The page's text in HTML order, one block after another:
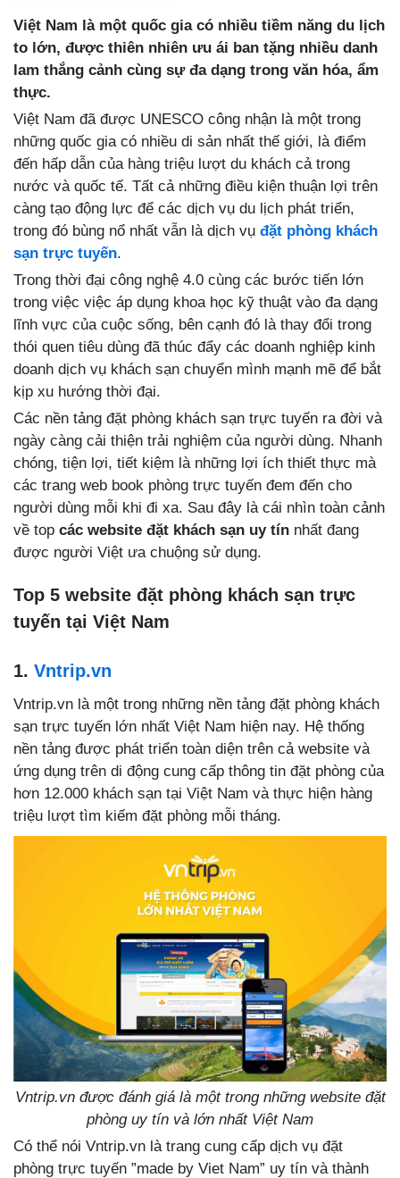
Việt Nam là một quốc gia có nhiều tiềm năng du lịch
to lớn, được thiên nhiên ưu ái ban tặng nhiều danh
lam thắng cảnh cùng sự đa dạng trong văn hóa, ẩm
thực.
Việt Nam đã được UNESCO công nhận là một trong
những quốc gia có nhiều di sản nhất thế giới, là điểm
đến hấp dẫn của hàng triệu lượt du khách cả trong
nước và quốc tế. Tất cả những điều kiện thuận lợi trên
càng tạo động lực để các dịch vụ du lịch phát triển,
trong đó bùng nổ nhất vẫn là dịch vụ đặt phòng khách
sạn trực tuyến.
Trong thời đại công nghệ 4.0 cùng các bước tiến lớn
trong việc việc áp dụng khoa học kỹ thuật vào đa dạng
lĩnh vực của cuộc sống, bên cạnh đó là thay đổi trong
thói quen tiêu dùng đã thúc đẩy các doanh nghiệp kinh
doanh dịch vụ khách sạn chuyển mình mạnh mẽ để bắt
kịp xu hướng thời đại.
Các nền tảng đặt phòng khách sạn trực tuyến ra đời và
ngày càng cải thiện trải nghiệm của người dùng. Nhanh
chóng, tiện lợi, tiết kiệm là những lợi ích thiết thực mà
các trang web book phòng trực tuyến đem đến cho
người dùng mỗi khi đi xa. Sau đây là cái nhìn toàn cảnh
về top các website đặt khách sạn uy tín nhất đang
được người Việt ưa chuộng sử dụng.
Top 5 website đặt phòng khách sạn trực
tuyến tại Việt Nam
1. Vntrip.vn
Vntrip.vn là một trong những nền tảng đặt phòng khách
sạn trực tuyến lớn nhất Việt Nam hiện nay. Hệ thống
nền tảng được phát triển toàn diện trên cả website và
ứng dụng trên di động cung cấp thông tin đặt phòng của
hơn 12.000 khách sạn tại Việt Nam và thực hiện hàng
triệu lượt tìm kiếm đặt phòng mỗi tháng.
Vntrip.vn được đánh giá là một trong những website đặt
phòng uy tín và lớn nhất Việt Nam
Có thể nói Vntrip.vn là trang cung cấp dịch vụ đặt
phòng trực tuyến ”made by Viet Nam” uy tín và thành